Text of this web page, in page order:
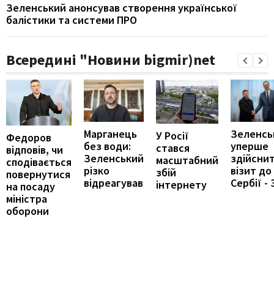
Зеленський анонсував створення української
балістики та системи ПРО
Всередині "Новини bigmir)net
Федоров
відповів, чи
сподівається
повернутися
на посаду
міністра
оборони
Марганець
без води:
Зеленський
різко
відреагував
У Росії
стався
масштабний
збій
інтернету
уперше
візит до
Сербії -